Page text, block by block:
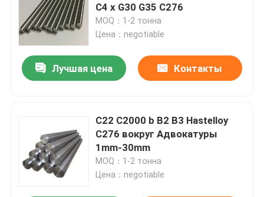
C4 x G30 G35 C276
MOQ：1-2 тонна
Цена：negotiable
Лучшая цена Контакты
C22 C2000 b B2 B3 Hastelloy
C276 вокруг Адвокатуры
1mm-30mm
MOQ：1-2 тонна
Цена：negotiable